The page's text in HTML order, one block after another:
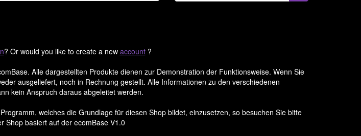
? Or would you like to create a new account?
Alle dargestellten Produkte dienen zur Demonstration der Funktionsweise. Wenn Sie
ausgeliefert, noch in Rechnung gestellt. Alle Informationen zu den verschiedenen
kein Anspruch daraus abgeleitet werden.
welches die Grundlage für diesen Shop bildet, einzusetzen, so besuchen Sie bitte
Shop basiert auf der ecomBase V1.0